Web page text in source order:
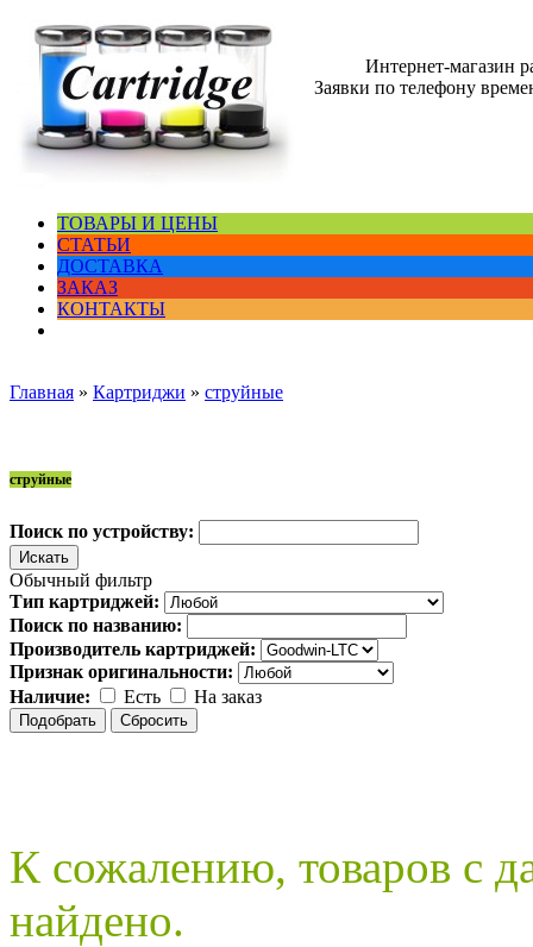
Интернет-магазин
Заявки по телефону
ТОВАРЫ И ЦЕНЫ
СТАТЬИ
ДОСТАВКА
ЗАКАЗ
КОНТАКТЫ
Главная » Картриджи » струйные
струйные
Поиск по устройству:
Обычный фильтр
Тип картриджей:
Поиск по названию:
Производитель картриджей:
Признак оригинальности:
Наличие:
Есть На заказ
К сожалению, товаров с
найдено.